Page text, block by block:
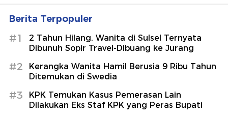
Berita Terpopuler
#1
2 Tahun Hilang, Wanita di Sulsel Ternyata
Dibunuh Sopir Travel-Dibuang ke Jurang
#2
Kerangka Wanita Hamil Berusia 9 Ribu Tahun
Ditemukan di Swedia
#3
KPK Temukan Kasus Pemerasan Lain
Dilakukan Eks Staf KPK yang Peras Bupati